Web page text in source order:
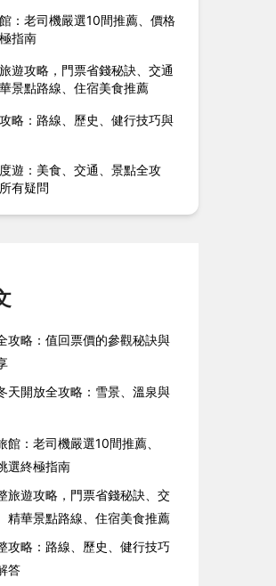
：老司機嚴選10間推薦、價格
指南
遊攻略，門票省錢秘訣、交通
景點路線、住宿美食推薦
略：路線、歷史、健行技巧與
遊：美食、交通、景點全攻
有疑問
攻略：值回票價的參觀秘訣與
天開放全攻略：雪景、溫泉與
館：老司機嚴選10間推薦、
選終極指南
旅遊攻略，門票省錢秘訣、交
精華景點路線、住宿美食推薦
攻略：路線、歷史、健行技巧
答